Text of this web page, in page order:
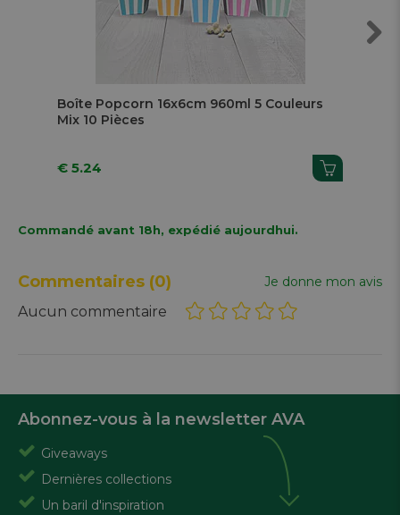
Boîte Popcorn 16x6cm 960ml 5 Couleurs
Mix 10 Pièces
€ 5.24
Commandé avant 18h, expédié aujourdhui.
Commentaires (0) Je donne mon avis
Aucun commentaire
Abonnez-vous à la newsletter AVA
Giveaways
Dernières collections
Un baril d'inspiration